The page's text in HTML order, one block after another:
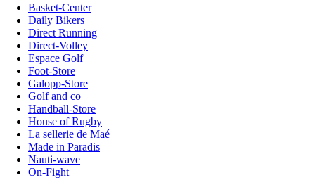
Basket-Center
Daily Bikers
Direct Running
Direct-Volley
Espace Golf
Foot-Store
Galopp-Store
Golf and co
Handball-Store
House of Rugby
La sellerie de Maé
Made in Paradis
Nauti-wave
On-Fight